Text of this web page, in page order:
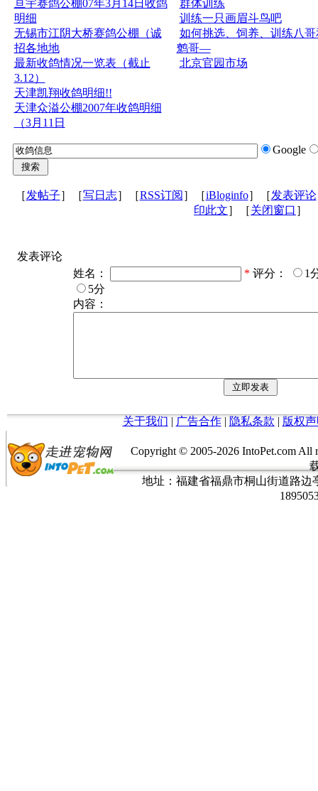
亘宇赛鸽公棚07年3月14日收鸽
明细
无锡市江阴大桥赛鸽公棚（诚
招各地地
最新收鸽情况一览表（截止
3.12）
天津凯翔收鸽明细!!
天津众溢公棚2007年收鸽明细
（3月11日
群体训练
训练一只画眉斗鸟吧
如何挑选、饲养、训练八哥
鹩哥—
北京官园市场
Google
［发帖子］［写日志］［RSS订阅 ］［iBloginfo］［发表评论
印此文］［关闭窗口 ］
发表评论
姓名：
* 评分：
1
5分
内容：
关于我们 | 广告合作| 隐私条款 | 版权
Copyright © 2005-2026 IntoPet.com
地址：福建省福鼎市桐山街道路边